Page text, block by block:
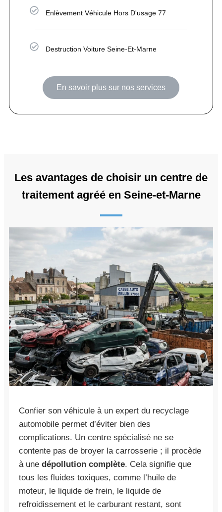
Enlèvement Véhicule Hors D'usage 77
Destruction Voiture Seine-Et-Marne
En savoir plus sur nos services
Les avantages de choisir un centre de
traitement agréé en Seine-et-Marne
Confier son véhicule à un expert du recyclage
automobile permet d’éviter bien des
complications. Un centre spécialisé ne se
contente pas de broyer la carrosserie ; il procède
à une dépollution complète. Cela signifie que
tous les fluides toxiques, comme l’huile de
moteur, le liquide de frein, le liquide de
refroidissement et le carburant restant, sont